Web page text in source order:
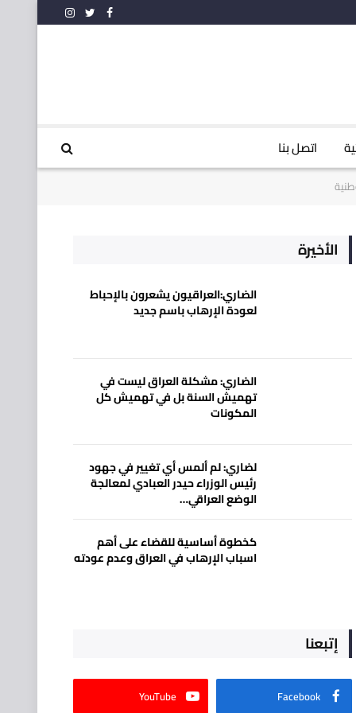
فيسبوك
تويترالانستغرام
اتصل بنا
الأخيرة
الضاري:العراقيون يشعرون بالإحباط
لعودة الإرهاب باسم جديد
الضاري: مشكلة العراق ليست في
تهميش السنة بل في تهميش كل
المكونات
لضاري: لم ألمس أي تغيير في جهود
رئيس الوزراء حيدر العبادي لمعالجة
الوضع العراقي…
كخطوة أساسية للقضاء على أهم
اسباب الإرهاب في العراق وعدم عودته
إتبعنا
Facebook
YouTube